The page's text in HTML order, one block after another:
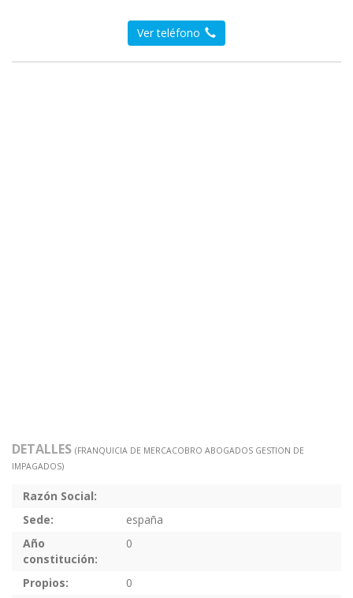
Ver teléfono
DETALLES (FRANQUICIA DE MERCACOBRO ABOGADOS GESTION DE
IMPAGADOS)
Razón Social:
Sede:
españa
Año
constitución:
0
Propios:
0